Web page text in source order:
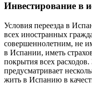
Инвестирование в
Условия переезда в
всех иностранных
совершеннолетним, не
в Испании, иметь
покрытия всех расходов.
предусматривает
жить в Испанию в